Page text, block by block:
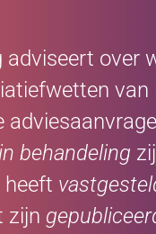
adviseert over
van
behandeling
heeft
zijn